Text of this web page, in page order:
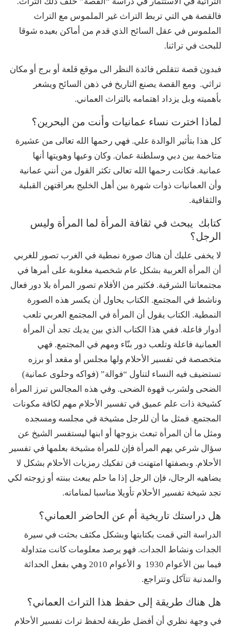
فالقصة هي التي تربط التراث غير الملموس مع التراث
الملموس في عقل السائح الذي قدم من أماكن بعيده شوقا
للبحث في تراثنا.
فبدون قصة تتقلص فائدة النظر الى موقع قلعة أو برج أو مكان
تراثي. ومع القصة يصنع التاريخ في ذهن السائح ويشعر
بأهميته وبل يزداد اهتمامه بالتراث العماني.
لماذا اخترت نساء عمانيات وأنت من البحرين؟
كل هذا بتأثير الوالدة علي. فهي رحمها الله تعالى من عشيرة
متاخمة بين دبي وسلطنة عمان. وكان وعيها وهويتها أنها
عمانية. فكانت رحمها الله تعالى تكثر القول من أنني عمانية
وأن العمانيات ذوات شهرة بين أهل الخليج بعراقتهن القبلية
والثقافية.
كتابك يبحث في ثقافة المرأة لما المرأة وليس
الرجل؟
لا يخفى عليك أن هناك صورة نمطية في الغرب تصور للغربي
أن المرأة العربية بشكل عام شخصية مغلوبة على أمرها في
مجتمعاتنا الشرقية. فكثير من الأفلام تصور المرأة بلا دور فعال
وناشط في المجتمع. الكتاب يحاول أن يكسر هذه الصورة
النمطية. الكتاب يقول أن المرأة في المجتمع العربي تلعب
أدوار فاعلة. ففي هذا الكتاب الذي بين يديك تجد أن المرأة
العمانية فاعلة وتلعب دور بنّاء ومهم في المجتمع. فهي
متخصصة في تفسير الأحلام ولها مجلس أو مقعد أو برزه
تستضيف فيه النساء لتناول “فوالة” (فواكه وحلوى عمانية)
الضحى ولشرب قهوة الضحى. وفي هذه المجالس تبرز المرأة
كشيخة ذات علم عميق في تفسير الأحلام مهم لكافة مكونات
المجتمع. فمثل ما أن للرجل مشيخة في مجلسه ومسجده
ومثل ما أن المرأة تبعث بزوجها أو ابنها ليستفسر الشيخ عن
سؤال شرعي يهم المرأة فإن للمرأة مشيخة بعلمها في تفسير
الأحلام. وبصفتها امتهنت فن تفكيك رمزيات الأحلام بشكل لا
يضاهيه الرجال، فإن الرجل إذا ما حلم يبعث ببنته أو زوجته لكي
تجد شيخة تفسير الأحلام تأويلا مناسبا لمناماته.
هل دراستك تاريخية أم عن الحاضر العماني؟
الدراسة التي قمت بكتابتها وبشكل مكثف بحثت في سيرة
الجدات ونشاط الجدات. فهو يرصد معلومات كانت متداولة
فيما بين الأعوام 1930 و الأعوام 2010 وهي بفعل الحداثة
والمدنية تتآكل وتتراجع.
هل هناك طريقة إلى حفظ هذا التراث العماني؟
في وجهة نظري أن أفضل طريقة لحفظ تراث تفسير الأحلام